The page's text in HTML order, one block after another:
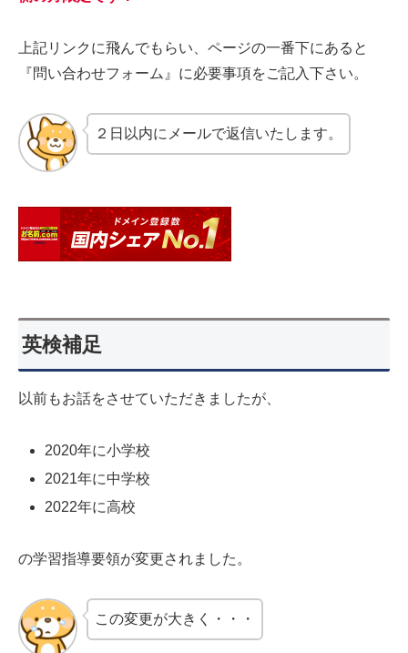
上記リンクに飛んでもらい、ページの一番下にあると
『問い合わせフォーム』に必要事項をご記入下さい。
２日以内にメールで返信いたします。
英検補足
以前もお話をさせていただきましたが、
2020年に小学校
2021年に中学校
2022年に高校
の学習指導要領が変更されました。
この変更が大きく・・・